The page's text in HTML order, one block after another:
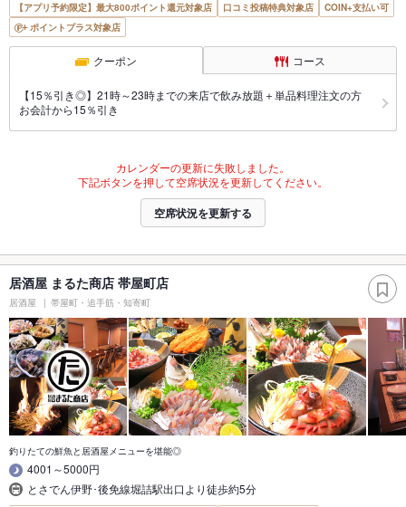
【アプリ予約限定】最大800ポイント還元対象店 口コミ投稿特典対象店
COIN+支払い可
ポイントプラス対象店
クーポン コース
【15％引き◎】21時～23時までの来店で飲み放題＋単品料理注文の方
お会計から15％引き
カレンダーの更新に失敗しました。
下記ボタンを押して空席状況を更新してください。
空席状況を更新する
居酒屋 まるた商店 帯屋町店
居酒屋 帯屋町・追手筋・知寄町
釣りたての鮮魚と居酒屋メニューを堪能◎
4001～5000円
とさでん伊野･後免線堀詰駅出口より徒歩約5分